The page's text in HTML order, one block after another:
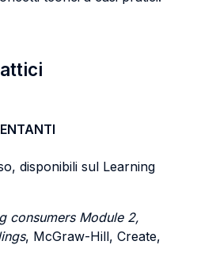
disponibili sul Learning
consumers Module 2,
, McGraw-Hill, Create,